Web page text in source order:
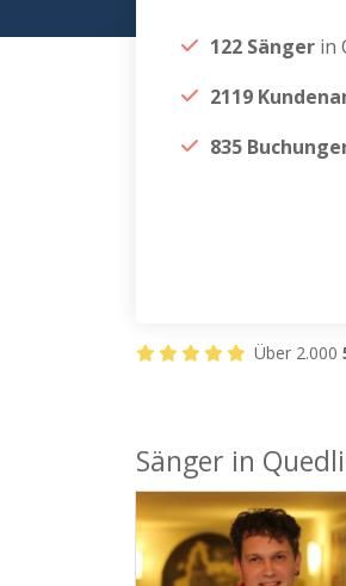
122 Sänger in
2119
835
Über 2.000
Sänger in